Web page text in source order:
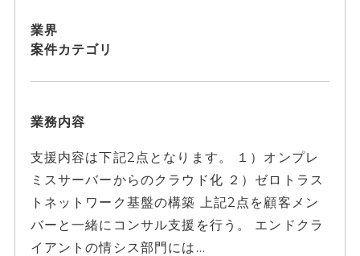
業界
案件カテゴリ
業務内容
支援内容は下記2点となります。 １）オンプレ
ミスサーバーからのクラウド化 ２）ゼロトラス
トネットワーク基盤の構築 上記2点を顧客メン
バーと一緒にコンサル支援を行う。 エンドクラ
イアントの情シス部門には...